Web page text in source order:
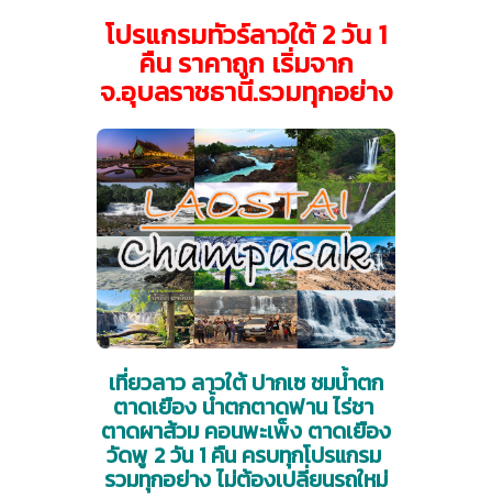
โปรแกรมทัวร์ลาวใต้ 2 วัน 1
คืน ราคาถูก เริ่มจาก
จ.อุบลราชธานี.รวมทุกอย่าง
เที่ยวลาว ลาวใต้ ปากเซ ชมน้ำตก
ตาดเยือง น้ำตกตาดฟาน ไร่ชา
ตาดผาส้วม คอนพะเพ็ง ตาดเยือง
วัดพู 2 วัน 1 คืน ครบทุกโปรแกรม
รวมทุกอย่าง ไม่ต้องเปลี่ยนรถใหม่